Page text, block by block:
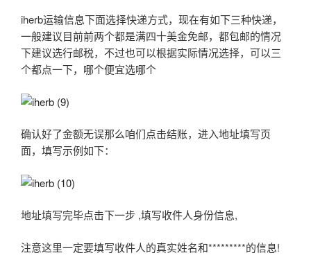
iherb运输信息下面选择快递方式，现在有如下三种快递，
一般建议目前前两个都是满四十美金免邮，都包邮的情况
下建议选行邮税，不过也可以根据实际情况选择，可以三
个都点一下，哪个便宜选哪个
确认好了金额无误那么咱们点击结账，进入地址填写页
面，填写示例如下：
地址填写完毕点击下一步 ,填写收件人身份信息,
注意这里一定要填写收件人的真实姓名和*********的信息!